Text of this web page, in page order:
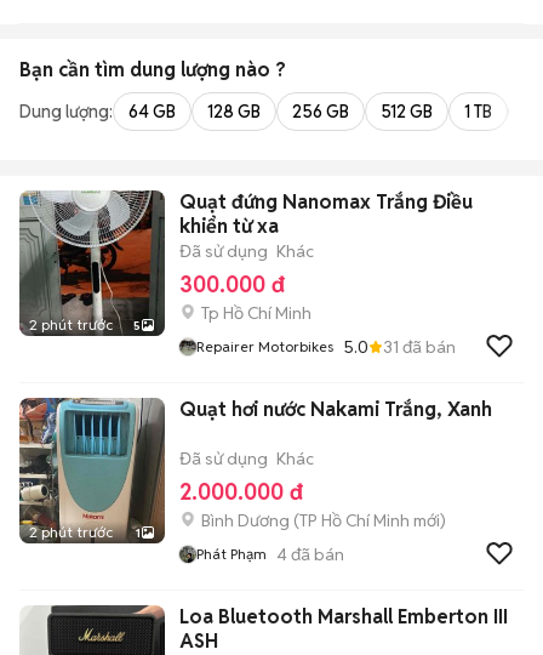
Bạn cần tìm dung lượng nào ?
Dung lượng: 64 GB 128 GB 256 GB 512 GB 1 TB
2 phút trước 5
Quạt đứng Nanomax Trắng Điều
khiển từ xa
Đã sử dụng Khác
300.000 đ
Tp Hồ Chí Minh
Repairer Motorbikes 5.0 31 đã bán
2 phút trước 1
Quạt hơi nước Nakami Trắng, Xanh
Đã sử dụng Khác
2.000.000 đ
Bình Dương (TP Hồ Chí Minh mới)
Phát Phạm 4đã bán
Loa Bluetooth Marshall Emberton III
ASH